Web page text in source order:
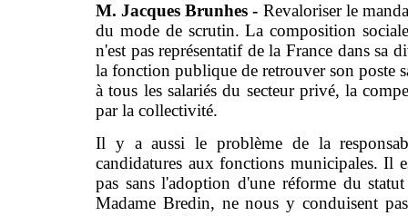
M. Jacques Brunhes - Revaloriser le
du mode de scrutin. La composition
n'est pas représentatif de la France dans
la fonction publique de retrouver son poste
à tous les salariés du secteur privé, la
par la collectivité.
Il y a aussi le problème de la
candidatures aux fonctions municipales. Il
pas sans l'adoption d'une réforme du
Madame Bredin, ne nous y conduisent